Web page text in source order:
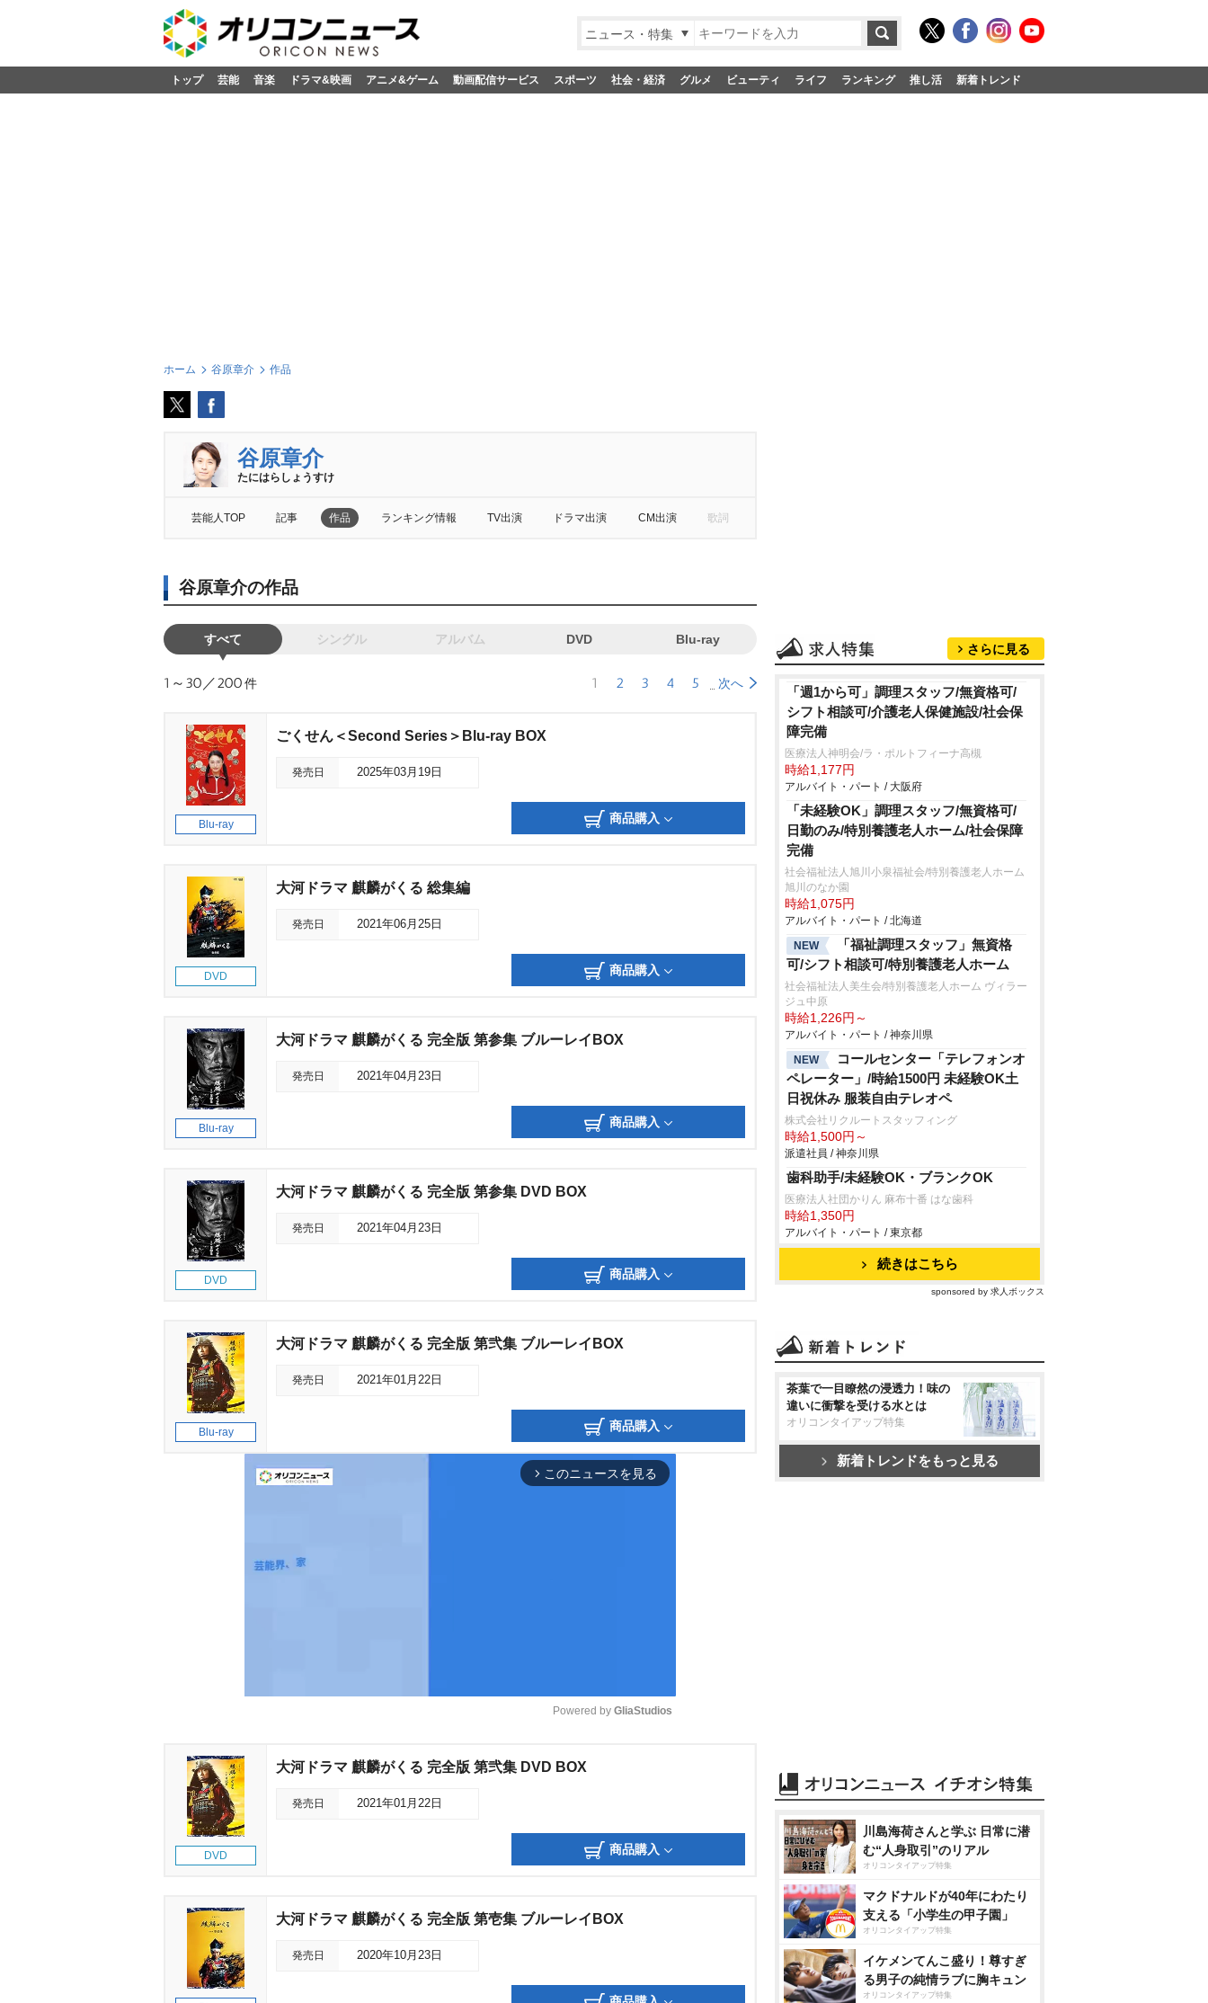
ニュース・特集
トップ 芸能 音楽 ドラマ&映画 アニメ&ゲーム 動画配信サービス スポーツ 社会・経済 グルメ ビューティ ライフ ランキング 推し活 新着トレンド
ホーム 谷原章介 作品
谷原章介
たにはらしょうすけ
芸能人TOP 記事 作品 ランキング情報 TV出演 ドラマ出演 CM出演 歌詞
谷原章介の作品
すべて シングル アルバム DVD Blu-ray
1～30／200件 1 2 3 4 5 次へ
Blu-ray
ごくせん＜Second Series＞Blu-ray BOX
発売日 2025年03月19日
商品購入
DVD
大河ドラマ 麒麟がくる 総集編
発売日 2021年06月25日
商品購入
Blu-ray
大河ドラマ 麒麟がくる 完全版 第参集 ブルーレイBOX
発売日 2021年04月23日
商品購入
DVD
大河ドラマ 麒麟がくる 完全版 第参集 DVD BOX
発売日 2021年04月23日
商品購入
Blu-ray
大河ドラマ 麒麟がくる 完全版 第弐集 ブルーレイBOX
発売日 2021年01月22日
商品購入
arrow_forward_ios このニュースを見る
e
Powered by GliaStudios
DVD
大河ドラマ 麒麟がくる 完全版 第弐集 DVD BOX
発売日 2021年01月22日
商品購入
大河ドラマ 麒麟がくる 完全版 第壱集 ブルーレイBOX
発売日 2020年10月23日
さらに見る
「週1から可」調理スタッフ/無資格可/
シフト相談可/介護老人保健施設/社会保
障完備
医療法人神明会/ラ・ポルトフィーナ高槻
時給1,177円
アルバイト・パート / 大阪府
「未経験OK」調理スタッフ/無資格可/
日勤のみ/特別養護老人ホーム/社会保障
完備
社会福祉法人旭川小泉福祉会/特別養護老人ホーム
旭川のなか園
時給1,075円
アルバイト・パート / 北海道
NEW
「福祉調理スタッフ」無資格
可/シフト相談可/特別養護老人ホーム
社会福祉法人美生会/特別養護老人ホーム ヴィラー
ジュ中原
時給1,226円～
アルバイト・パート / 神奈川県
NEW
コールセンター「テレフォンオ
ペレーター」/時給1500円 未経験OK土
日祝休み 服装自由テレオペ
株式会社リクルートスタッフィング
時給1,500円～
派遣社員 / 神奈川県
歯科助手/未経験OK・ブランクOK
医療法人社団かりん 麻布十番 はな歯科
時給1,350円
アルバイト・パート / 東京都
続きはこちら
sponsored by 求人ボックス
茶葉で一目瞭然の浸透力！味の
違いに衝撃を受ける水とは
オリコンタイアップ特集
新着トレンドをもっと見る
川島海荷さんと学ぶ 日常に潜
む“人身取引”のリアル
オリコンタイアップ特集
マクドナルドが40年にわたり
支える「小学生の甲子園」
オリコンタイアップ特集
イケメンてんこ盛り！尊すぎ
る男子の純情ラブに胸キュン
オリコンタイアップ特集